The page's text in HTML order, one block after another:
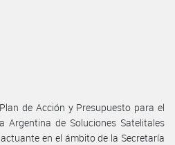
de Acción y Presupuesto para el
Argentina de Soluciones Satelitales
en el ámbito de la Secretaría